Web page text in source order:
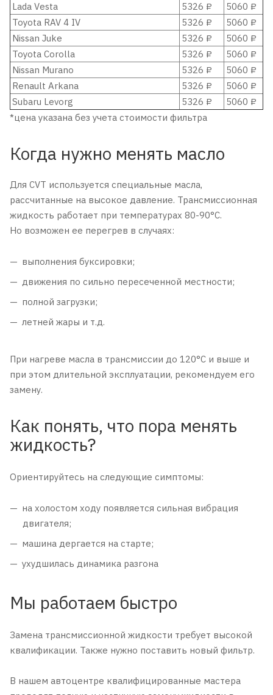
Lada Vesta
5326 ₽
5060 ₽
Toyota RAV 4 IV
5326 ₽
5060 ₽
Nissan Juke
5326 ₽
5060 ₽
Toyota Corolla
5326 ₽
5060 ₽
Nissan Murano
5326 ₽
5060 ₽
Renault Arkana
5326 ₽
5060 ₽
Subaru Levorg
5326 ₽
5060 ₽
*цена указана без учета стоимости фильтра
Когда нужно менять масло
Для CVT используется специальные масла,
рассчитанные на высокое давление. Трансмиссионная
жидкость работает при температурах 80-90°С.
Но возможен ее перегрев в случаях:
выполнения буксировки;
движения по сильно пересеченной местности;
полной загрузки;
летней жары и т.д.
При нагреве масла в трансмиссии до 120°С и выше и
при этом длительной эксплуатации, рекомендуем его
замену.
Как понять, что пора менять
жидкость?
Ориентируйтесь на следующие симптомы:
на холостом ходу появляется сильная вибрация
двигателя;
машина дергается на старте;
ухудшилась динамика разгона
Мы работаем быстро
Замена трансмиссионной жидкости требует высокой
квалификации. Также нужно поставить новый фильтр.
В нашем автоцентре квалифицированные мастера